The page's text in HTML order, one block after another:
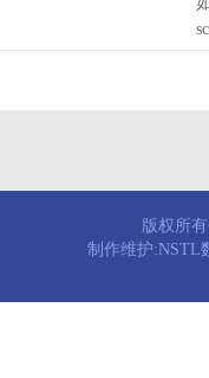
版权所
制作维护:NSTL